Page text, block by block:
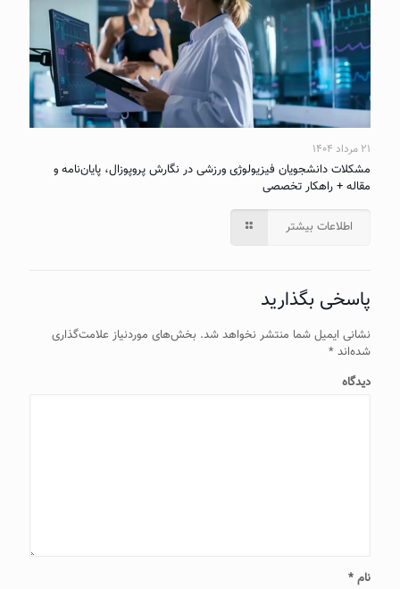
۲۱ مرداد ۱۴۰۴
مشکلات دانشجویان فیزیولوژی ورزشی در نگارش پروپوزال، پایان‌نامه و
مقاله + راهکار تخصصی
اطلاعات بیشتر
پاسخی بگذارید
نشانی ایمیل شما منتشر نخواهد شد. بخش‌های موردنیاز علامت‌گذاری
شده‌اند *
دیدگاه
نام *